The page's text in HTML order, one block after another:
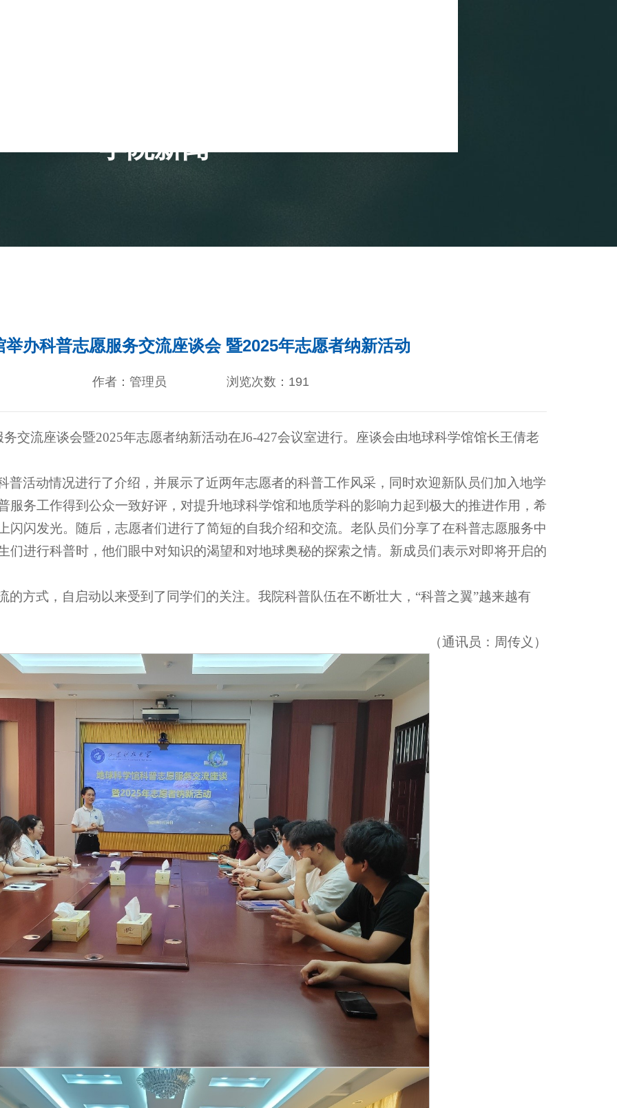
学院新闻
举办科普志愿服务交流座谈会 暨2025年志愿者纳新活动
作者：管理员 浏览次数： 191
交流座谈会暨2025年志愿者纳新活动在J6-427会议室进行。座谈会由地球科学馆馆长王倩老
普活动情况进行了介绍，并展示了近两年志愿者的科普工作风采，同时欢迎新队员们加入地学
服务工作得到公众一致好评，对提升地球科学馆和地质学科的影响力起到极大的推进作用 ，希
闪发光。随后，志愿者们进行了简短的自我介绍和交流。 老队员们分享了在科普志愿服务中
们进行科普时，他们眼中对知识的渴望和对地球奥秘的探索之情。新成员们表示对即将开启的
的方式，自启动以来受到了同学们的关注。我院科普队伍在不断壮大，“科普之翼”越来越有
（通讯员：周传义）